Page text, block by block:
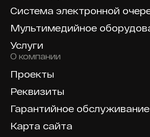
Система электронной
Мультимедийное
Услуги
О компании
Проекты
Реквизиты
Гарантийное обслуживание
Карта сайта